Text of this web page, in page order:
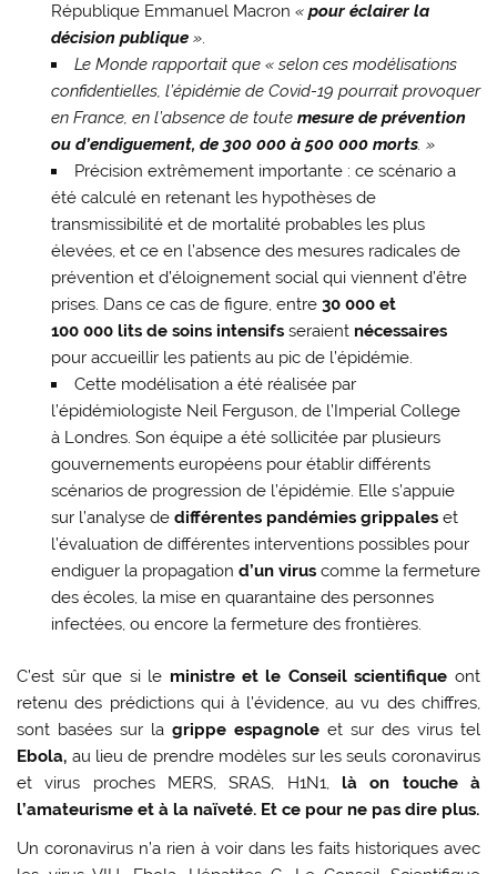
République Emmanuel Macron « pour éclairer la
décision publique».
Le Monde rapportait que « selon ces modélisations
confidentielles, l’épidémie de Covid-19 pourrait provoquer
en France, en l’absence de toute mesure de prévention
ou d’endiguement, de 300 000 à 500 000 morts. »
Précision extrêmement importante : ce scénario a
été calculé en retenant les hypothèses de
transmissibilité et de mortalité probables les plus
élevées, et ce en l’absence des mesures radicales de
prévention et d’éloignement social qui viennent d’être
prises. Dans ce cas de figure, entre 30 000 et
100 000 lits de soins intensifsseraient nécessaires
pour accueillir les patients au pic de l’épidémie.
Cette modélisation a été réalisée par
l’épidémiologiste Neil Ferguson, de l’Imperial College
à Londres. Son équipe a été sollicitée par plusieurs
gouvernements européens pour établir différents
scénarios de progression de l’épidémie. Elle s’appuie
sur l’analyse de différentes pandémies grippaleset
l’évaluation de différentes interventions possibles pour
endiguer la propagation d’un viruscomme la fermeture
des écoles, la mise en quarantaine des personnes
infectées, ou encore la fermeture des frontières.
C’est sûr que si le ministre et le Conseil scientifique ont
retenu des prédictions qui à l’évidence, au vu des chiffres,
sont basées sur lagrippe espagnole et sur des virus tel
Ebola, au lieu de prendre modèles sur les seuls coronavirus
et virus proches MERS, SRAS, H1N1, là on touche à
l’amateurisme et à la naïveté. Et ce pour ne pas dire plus.
Un coronavirus n’a rien à voir dans les faits historiques avec